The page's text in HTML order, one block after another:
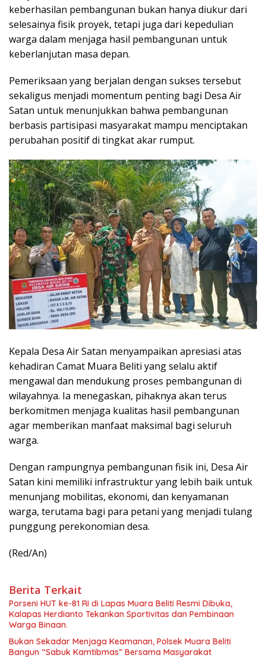
keberhasilan pembangunan bukan hanya diukur dari
selesainya fisik proyek, tetapi juga dari kepedulian
warga dalam menjaga hasil pembangunan untuk
keberlanjutan masa depan.
Pemeriksaan yang berjalan dengan sukses tersebut
sekaligus menjadi momentum penting bagi Desa Air
Satan untuk menunjukkan bahwa pembangunan
berbasis partisipasi masyarakat mampu menciptakan
perubahan positif di tingkat akar rumput.
Kepala Desa Air Satan menyampaikan apresiasi atas
kehadiran Camat Muara Beliti yang selalu aktif
mengawal dan mendukung proses pembangunan di
wilayahnya. Ia menegaskan, pihaknya akan terus
berkomitmen menjaga kualitas hasil pembangunan
agar memberikan manfaat maksimal bagi seluruh
warga.
Dengan rampungnya pembangunan fisik ini, Desa Air
Satan kini memiliki infrastruktur yang lebih baik untuk
menunjang mobilitas, ekonomi, dan kenyamanan
warga, terutama bagi para petani yang menjadi tulang
punggung perekonomian desa.
(Red/An)
Berita Terkait
Porseni HUT ke-81 RI di Lapas Muara Beliti Resmi Dibuka,
Kalapas Herdianto Tekankan Sportivitas dan Pembinaan
Warga Binaan.
Bukan Sekadar Menjaga Keamanan, Polsek Muara Beliti
Bangun “Sabuk Kamtibmas” Bersama Masyarakat